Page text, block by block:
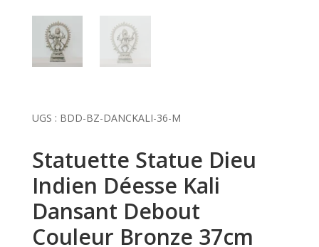
UGS : BDD-BZ-DANCKALI-36-M
Statuette Statue Dieu
Indien Déesse Kali
Dansant Debout
Couleur Bronze 37cm